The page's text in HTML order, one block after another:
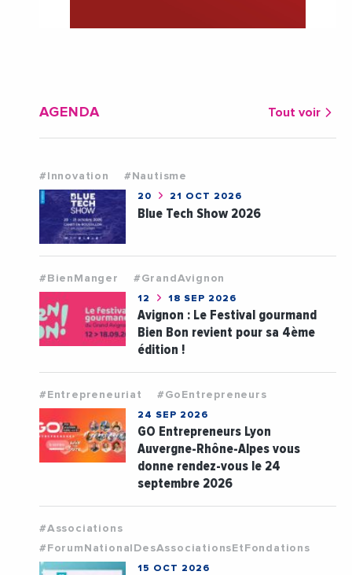
AGENDA Tout voir
#Innovation #Nautisme
20 21 OCT 2026
Blue Tech Show 2026
#BienManger #GrandAvignon
12 18 SEP 2026
Avignon : Le Festival gourmand
Bien Bon revient pour sa 4ème
édition !
#Entrepreneuriat #GoEntrepreneurs
24 SEP 2026
GO Entrepreneurs Lyon
Auvergne-Rhône-Alpes vous
donne rendez-vous le 24
septembre 2026
#Associations
#ForumNationalDesAssociationsEtFondations
15 OCT 2026